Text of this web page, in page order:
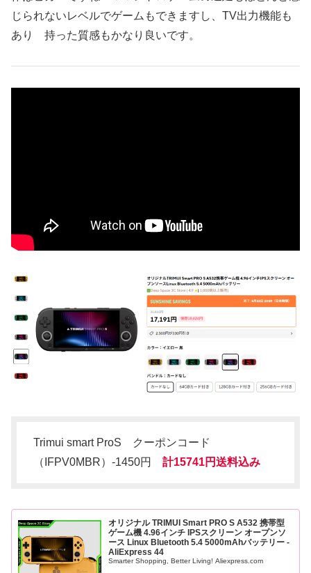
じられないレベルでゲームもできますし、TV出力機能も
あり 持った質感もかなり良いです。
Trimui smart ProS クーポンコード
（IFPV0MBR）-1450円 計15741円送料込み
オリジナル TRIMUI Smart PRO S A532 携帯型
ゲーム機 4.96インチ IPSスクリーン オープンソ
ース Linux Bluetooth 5.4 5000mAhバッテリー -
AliExpress 44
Smarter Shopping, Better Living! Aliexpress.com